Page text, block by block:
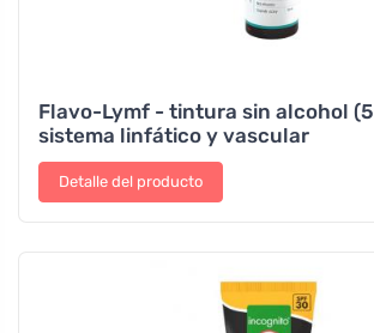
Flavo-Lymf - tintura sin alcohol
sistema linfático y vascular
Detalle del producto